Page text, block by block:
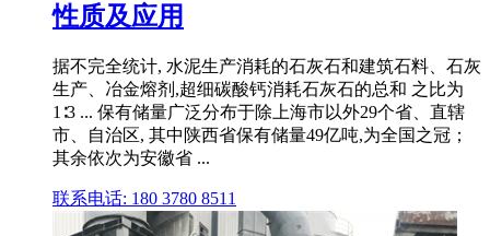
性质及应用
据不完全统计, 水泥生产消耗的石灰石和建筑石料、石灰
生产、冶金熔剂,超细碳酸钙消耗石灰石的总和 之比为
1∶3 ... 保有储量广泛分布于除上海市以外29个省、直辖
市、自治区, 其中陕西省保有储量49亿吨,为全国之冠；
其余依次为安徽省 ...
联系电话: 180 3780 8511